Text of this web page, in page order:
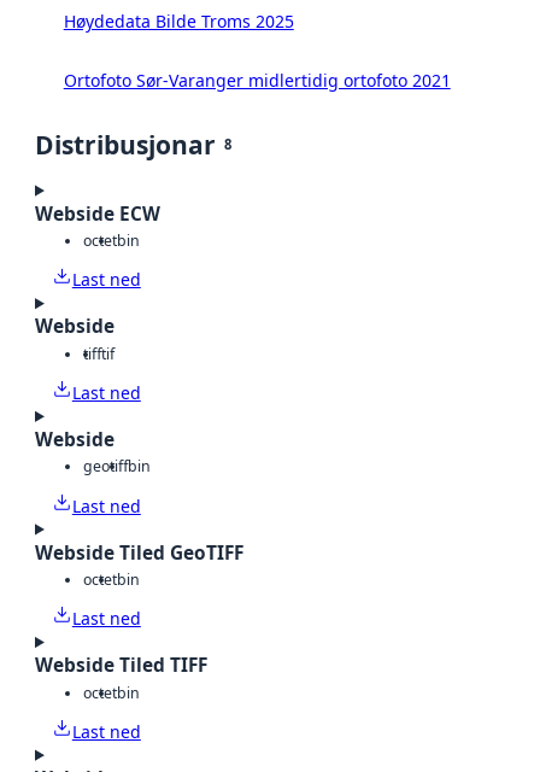
Høydedata Bilde Troms 2025
Ortofoto Sør-Varanger midlertidig ortofoto 2021
Distribusjonar 8
Webside ECW
octetbin
Last ned
Webside
tifftif
Last ned
Webside
geotiffbin
Last ned
Webside Tiled GeoTIFF
octetbin
Last ned
Webside Tiled TIFF
octetbin
Last ned